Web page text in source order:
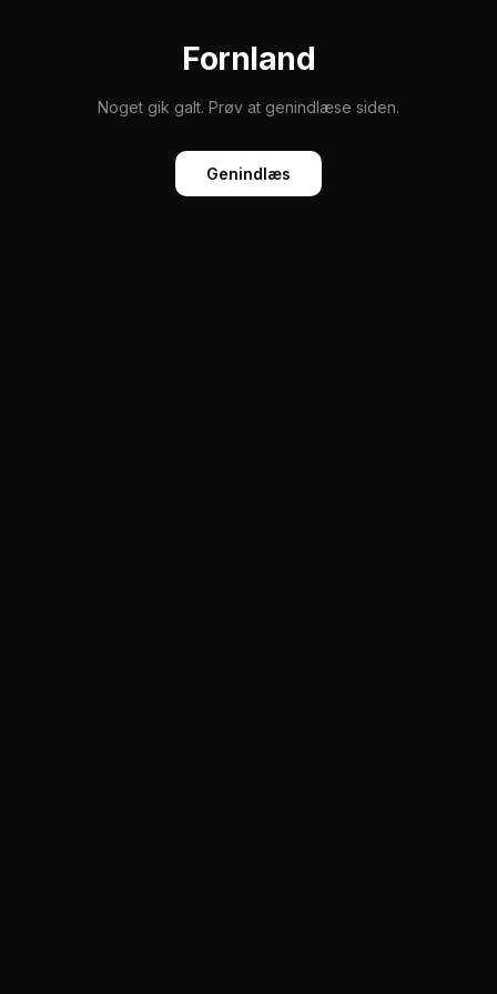
Fornland
Noget gik galt. Prøv at genindlæse siden.
Genindlæs